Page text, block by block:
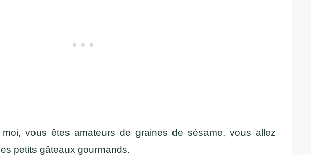
vous êtes amateurs de graines de sésame, vous allez
petits gâteaux gourmands.